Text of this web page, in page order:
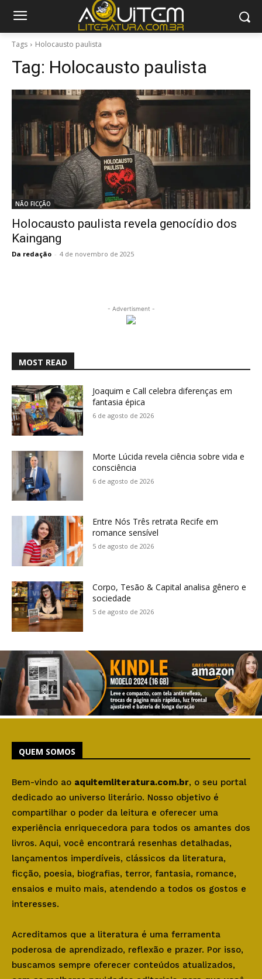
Tags Holocausto paulista
Tag: Holocausto paulista
NÃO FICÇÃO
Holocausto paulista revela genocídio dos
Kaingang
Da redação - 4 de novembro de 2025
- Advertisment -
MOST READ
Joaquim e Call celebra diferenças em
fantasia épica
6 de agosto de 2026
Morte Lúcida revela ciência sobre vida e
consciência
6 de agosto de 2026
Entre Nós Três retrata Recife em
romance sensível
5 de agosto de 2026
Corpo, Tesão & Capital analisa gênero e
sociedade
5 de agosto de 2026
QUEM SOMOS
Bem-vindo ao aquitemliteratura.com.br, o seu portal
dedicado ao universo literário. Nosso objetivo é
compartilhar o poder da leitura e oferecer uma
experiência enriquecedora para todos os amantes dos
livros. Aqui, você encontrará resenhas detalhadas,
lançamentos imperdíveis, clássicos da literatura,
ficção, poesia, biografias, terror, fantasia, romance,
ensaios e muito mais, atendendo a todos os gostos e
interesses.
Acreditamos que a literatura é uma ferramenta
poderosa de aprendizado, reflexão e prazer. Por isso,
buscamos sempre oferecer conteúdos atualizados,